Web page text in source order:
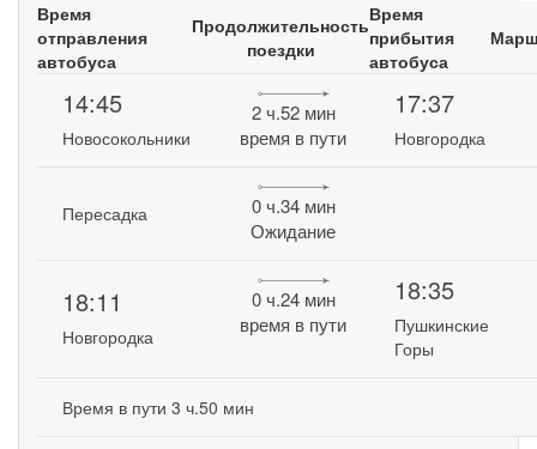
Время
отправления
автобуса
Продолжительность
поездки
Время
прибытия
автобуса
14:45
Новосокольники
2 ч.52 мин
время в пути
17:37
Новгородка
Пересадка
0 ч.34 мин
Ожидание
18:11
Новгородка
0 ч.24 мин
время в пути
18:35
Пушкинские
Горы
Время в пути 3 ч.50 мин